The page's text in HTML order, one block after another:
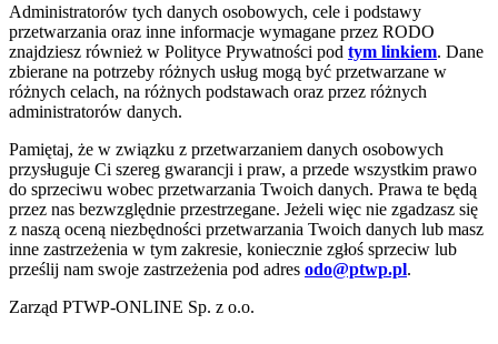
Administratorów tych danych osobowych, cele i podstawy
przetwarzania oraz inne informacje wymagane przez RODO
znajdziesz również w Polityce Prywatności pod tym linkiem. Dane
zbierane na potrzeby różnych usług mogą być przetwarzane w
różnych celach, na różnych podstawach oraz przez różnych
administratorów danych.
Pamiętaj, że w związku z przetwarzaniem danych osobowych
przysługuje Ci szereg gwarancji i praw, a przede wszystkim prawo
do sprzeciwu wobec przetwarzania Twoich danych. Prawa te będą
przez nas bezwzględnie przestrzegane. Jeżeli więc nie zgadzasz się
z naszą oceną niezbędności przetwarzania Twoich danych lub masz
inne zastrzeżenia w tym zakresie, koniecznie zgłoś sprzeciw lub
prześlij nam swoje zastrzeżenia pod adres odo@ptwp.pl.
Zarząd PTWP-ONLINE Sp. z o.o.